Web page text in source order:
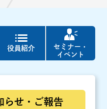
役員紹介
セミナー・
イベント
らせ・ご報告